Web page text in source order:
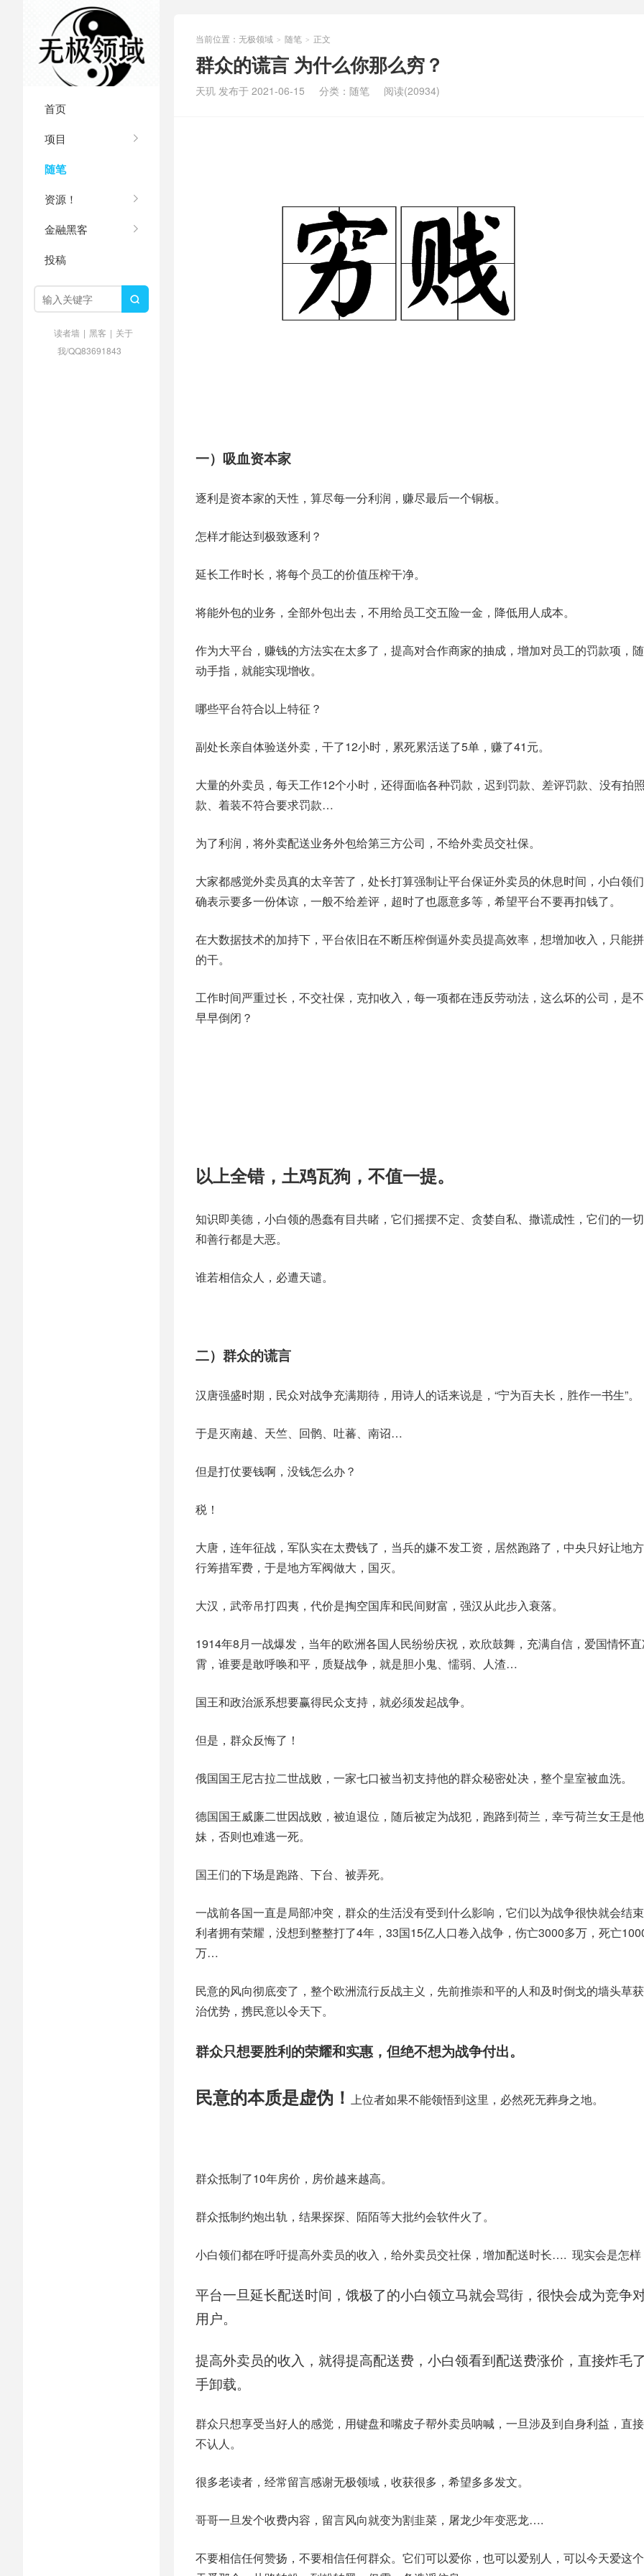
首页
项目
随笔
资源！
金融黑客
投稿

读者墙 | 黑客 | 关于
我/QQ83691843
当前位置： 无极领域 > 随笔 > 正文
群众的谎言 为什么你那么穷？
天玑 发布于 2021-06-15 分类： 随笔 阅读(20934)
一）吸血资本家
逐利是资本家的天性，算尽每一分利润，赚尽最后一个铜板。
怎样才能达到极致逐利？
延长工作时长，将每个员工的价值压榨干净。
将能外包的业务，全部外包出去，不用给员工交五险一金，降低用人成本。
作为大平台，赚钱的方法实在太多了，提高对合作商家的抽成，增加对员工的罚款项，
动手指，就能实现增收。
哪些平台符合以上特征？
副处长亲自体验送外卖，干了12小时，累死累活送了5单，赚了41元。
大量的外卖员，每天工作12个小时，还得面临各种罚款，迟到罚款、差评罚款、没有拍
款、着装不符合要求罚款…
为了利润，将外卖配送业务外包给第三方公司，不给外卖员交社保。
大家都感觉外卖员真的太辛苦了，处长打算强制让平台保证外卖员的休息时间，小白领
确表示要多一份体谅，一般不给差评，超时了也愿意多等，希望平台不要再扣钱了。
在大数据技术的加持下，平台依旧在不断压榨倒逼外卖员提高效率，想增加收入，只能
的干。
工作时间严重过长，不交社保，克扣收入，每一项都在违反劳动法，这么坏的公司，是
早早倒闭？
以上全错，土鸡瓦狗，不值一提。
知识即美德，小白领的愚蠢有目共睹，它们摇摆不定、贪婪自私、撒谎成性，它们的一
和善行都是大恶。
谁若相信众人，必遭天谴。
二）群众的谎言
汉唐强盛时期，民众对战争充满期待，用诗人的话来说是，“宁为百夫长，胜作一书生”。
于是灭南越、天竺、回鹘、吐蕃、南诏…
但是打仗要钱啊，没钱怎么办？
税！
大唐，连年征战，军队实在太费钱了，当兵的嫌不发工资，居然跑路了，中央只好让地
行筹措军费，于是地方军阀做大，国灭。
大汉，武帝吊打四夷，代价是掏空国库和民间财富，强汉从此步入衰落。
1914年8月一战爆发，当年的欧洲各国人民纷纷庆祝，欢欣鼓舞，充满自信，爱国情怀
霄，谁要是敢呼唤和平，质疑战争，就是胆小鬼、懦弱、人渣…
国王和政治派系想要赢得民众支持，就必须发起战争。
但是，群众反悔了！
俄国国王尼古拉二世战败，一家七口被当初支持他的群众秘密处决，整个皇室被血洗。
德国国王威廉二世因战败，被迫退位，随后被定为战犯，跑路到荷兰，幸亏荷兰女王是
妹，否则也难逃一死。
国王们的下场是跑路、下台、被弄死。
一战前各国一直是局部冲突，群众的生活没有受到什么影响，它们以为战争很快就会结
利者拥有荣耀，没想到整整打了4年，33国15亿人口卷入战争，伤亡3000多万，死亡
万…
民意的风向彻底变了，整个欧洲流行反战主义，先前推崇和平的人和及时倒戈的墙头草
治优势，携民意以令天下。
群众只想要胜利的荣耀和实惠，但绝不想为战争付出。
民意的本质是虚伪！ 上位者如果不能领悟到这里，必然死无葬身之地。
群众抵制了10年房价，房价越来越高。
群众抵制约炮出轨，结果探探、陌陌等大批约会软件火了。
小白领们都在呼吁提高外卖员的收入，给外卖员交社保，增加配送时长…. 现实会是怎样
平台一旦延长配送时间，饿极了的小白领立马就会骂街，很快会成为竞争
用户。
提高外卖员的收入，就得提高配送费，小白领看到配送费涨价，直接炸毛
手卸载。
群众只想享受当好人的感觉，用键盘和嘴皮子帮外卖员呐喊，一旦涉及到自身利益，直
不认人。
很多老读者，经常留言感谢无极领域，收获很多，希望多多发文。
哥哥一旦发个收费内容，留言风向就变为割韭菜，屠龙少年变恶龙….
不要相信任何赞扬，不要相信任何群众。它们可以爱你，也可以爱别人，可以今天爱这